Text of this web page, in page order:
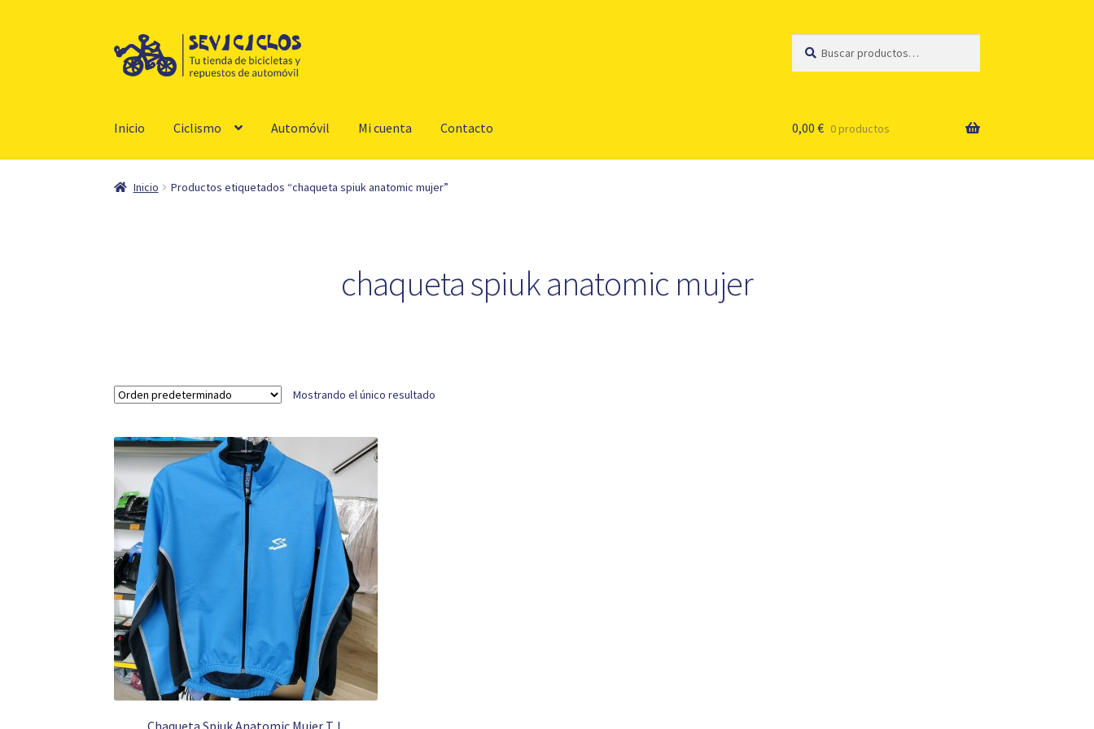
Ir
a
Ir
al
por:
Inicio Ciclismo Automóvil Mi cuenta Contacto 0,00 € 0 productos
Inicio Productos etiquetados “chaqueta spiuk anatomic mujer”
chaqueta spiuk anatomic mujer
Mostrando el único resultado